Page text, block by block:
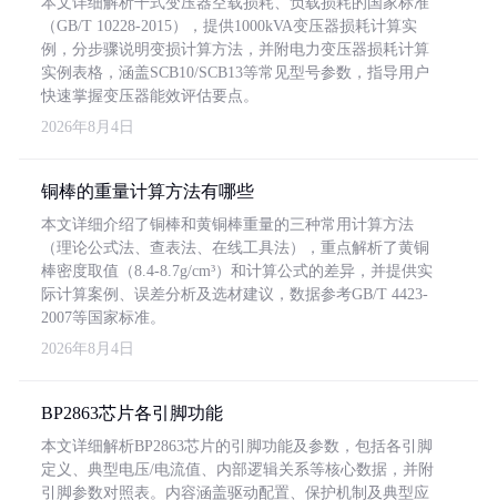
（GB/T 10228-2015），提供1000kVA变压器损耗计算实
例，分步骤说明变损计算方法，并附电力变压器损耗计算
实例表格，涵盖SCB10/SCB13等常见型号参数，指导用户
快速掌握变压器能效评估要点。
2026年8月4日
铜棒的重量计算方法有哪些
本文详细介绍了铜棒和黄铜棒重量的三种常用计算方法
（理论公式法、查表法、在线工具法），重点解析了黄铜
棒密度取值（8.4-8.7g/cm³）和计算公式的差异，并提供实
际计算案例、误差分析及选材建议，数据参考GB/T 4423-
2007等国家标准。
2026年8月4日
BP2863芯片各引脚功能
本文详细解析BP2863芯片的引脚功能及参数，包括各引脚
定义、典型电压/电流值、内部逻辑关系等核心数据，并附
引脚参数对照表。内容涵盖驱动配置、保护机制及典型应